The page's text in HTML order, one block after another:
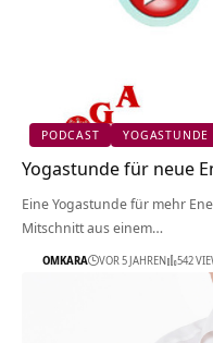
PODCAST YOGASTUNDE
Yogastunde für neue
Eine Yogastunde für mehr
Mitschnitt aus einem…
OMKARA VOR 5 JAHREN 542